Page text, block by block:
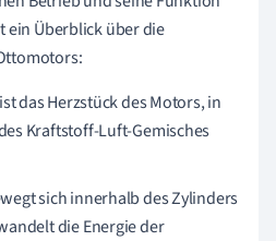
ein Überblick über die
das Herzstück des Motors, in
Kraftstoff-Luft-Gemisches
sich innerhalb des Zylinders
die Energie der